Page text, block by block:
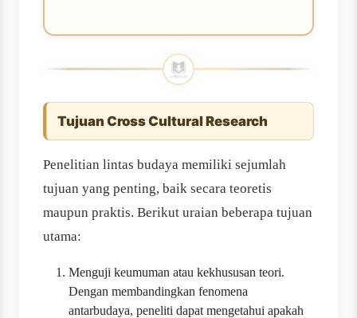
Tujuan Cross Cultural Research
Penelitian lintas budaya memiliki sejumlah
tujuan yang penting, baik secara teoretis
maupun praktis. Berikut uraian beberapa tujuan
utama:
Menguji keumuman atau kekhususan teori.
Dengan membandingkan fenomena
antarbudaya, peneliti dapat mengetahui apakah